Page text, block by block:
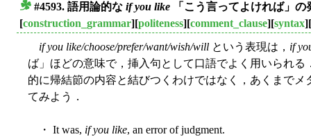
#4593. 語用論的な if you like 「こう言ってよければ」の
[construction_grammar][politeness][comment_clause][syntax][
if you like/choose/prefer/want/wish/will という表現は， if
ば」ほどの意味で，挿入句として口語でよく用いられ
的に帰結節の内容と結びつくわけではなく，あくまで
てみよう．
・ It was, if you like, an error of judgment.